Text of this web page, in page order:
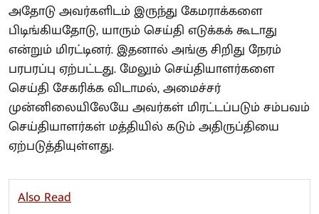
அதோடு அவர்களிடம் இருந்து கேமராக்களை
பிடிங்கியதோடு, யாரும் செய்தி எடுக்கக் கூடாது
என்றும் மிரட்டினர். இதனால் அங்கு சிறிது நேரம்
பரபரப்பு ஏற்பட்டது. மேலும் செய்தியாளர்களை
செய்தி சேகரிக்க விடாமல், அமைச்சர்
முன்னிலையிலேயே அவர்கள் மிரட்டப்படும் சம்பவம்
செய்தியாளர்கள் மத்தியில் கடும் அதிருப்தியை
ஏற்படுத்தியுள்ளது.
Also Read